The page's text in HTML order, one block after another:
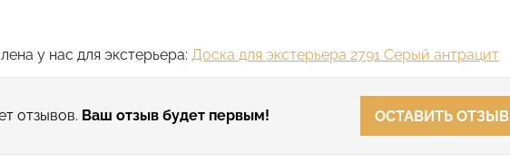
у нас для экстерьера: Доска для экстерьера 2791 Серый антрацит
отзывов. Ваш отзыв будет первым! ОСТАВИТЬ ОТЗЫВ